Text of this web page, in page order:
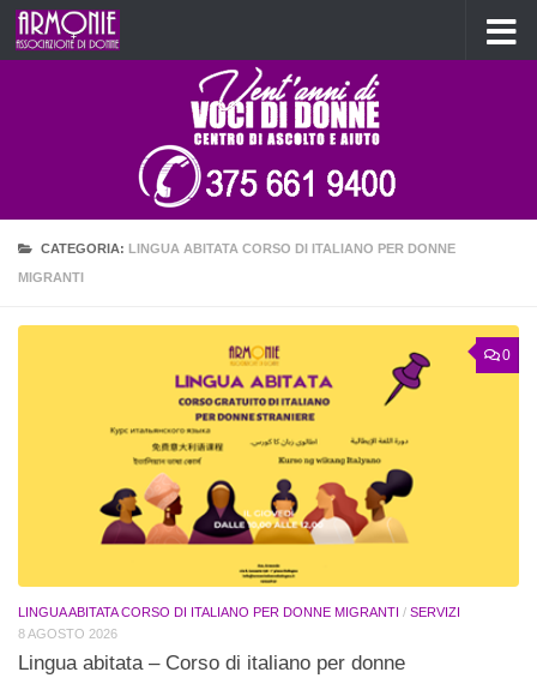
Salta al contenuto
CATEGORIA: LINGUA ABITATA CORSO DI ITALIANO PER DONNE
MIGRANTI
0
LINGUA ABITATA CORSO DI ITALIANO PER DONNE MIGRANTI / SERVIZI
8 AGOSTO 2026
Lingua abitata – Corso di italiano per donne